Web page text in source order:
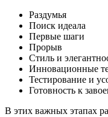
Раздумья
Поиск идеала
Первые шаги
Прорыв
Стиль и
Инновационные
Тестирование и
Готовность к
В этих важных этапах